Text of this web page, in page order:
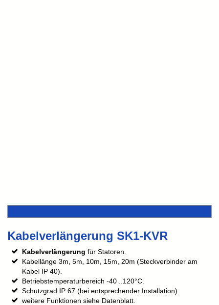
Kabelverlängerung SK1-KVR
Kabelverlängerung für Statoren.
Kabellänge 3m, 5m, 10m, 15m, 20m (Steckverbinder am
Kabel IP 40).
Betriebstemperaturbereich -40 ..120°C.
Schutzgrad IP 67 (bei entsprechender Installation).
weitere Funktionen siehe Datenblatt.